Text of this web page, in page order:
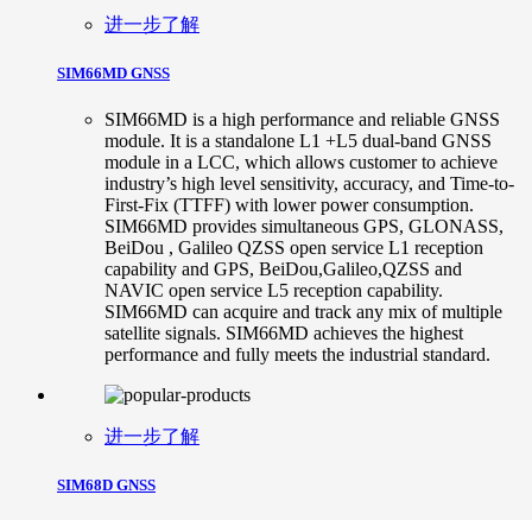
进一步了解
SIM66MD GNSS
SIM66MD is a high performance and reliable GNSS
module. It is a standalone L1 +L5 dual-band GNSS
module in a LCC, which allows customer to achieve
industry’s high level sensitivity, accuracy, and Time-to-
First-Fix (TTFF) with lower power consumption.
SIM66MD provides simultaneous GPS, GLONASS,
BeiDou , Galileo QZSS open service L1 reception
capability and GPS, BeiDou,Galileo,QZSS and
NAVIC open service L5 reception capability.
SIM66MD can acquire and track any mix of multiple
satellite signals. SIM66MD achieves the highest
performance and fully meets the industrial standard.
进一步了解
SIM68D GNSS